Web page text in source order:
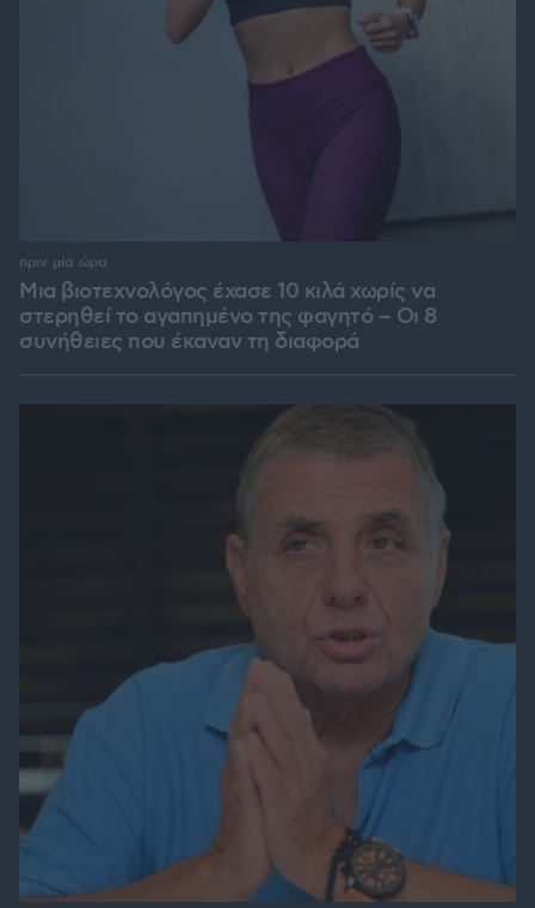
Μια βιοτεχνολόγος έχασε 10 κιλά χωρίς να
στερηθεί το αγαπημένο της φαγητό – Οι 8
συνήθειες που έκαναν τη διαφορά
πριν μία ώρα